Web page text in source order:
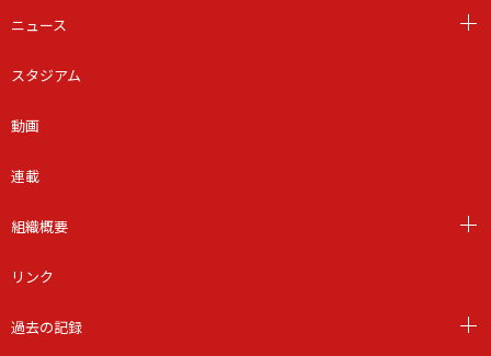
ニュース
スタジアム
動画
連載
組織概要
リンク
過去の記録